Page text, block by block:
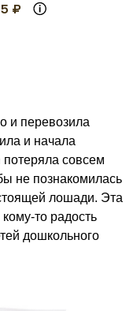
₽
и перевозила
и начала
потеряла совсем
не познакомилась
лошади. Эта
то радость
дошкольного